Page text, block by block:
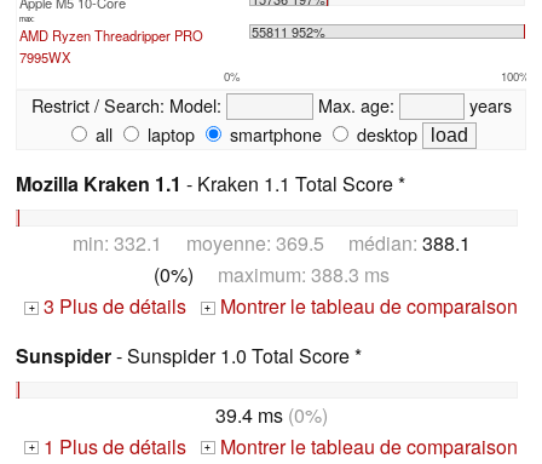
max:
AMD Ryzen Threadripper PRO
7995WX
55811 952%
0% 100%
Restrict / Search: Model: Max. age:
years
all
laptop smartphone desktop
Mozilla Kraken 1.1 - Kraken 1.1 Total Score *
min: 332.1 moyenne: 369.5 médian: 388.1
(0%) maximum: 388.3 ms
+ 3 Plus de détails + Montrer le tableau de comparaison
Sunspider- Sunspider 1.0 Total Score *
39.4 ms(0%)
+ 1 Plus de détails + Montrer le tableau de comparaison